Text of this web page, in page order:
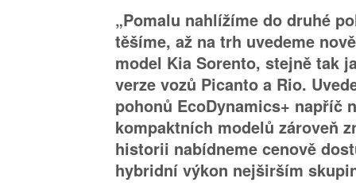
„Pomalu nahlížíme do druhé
těšíme, až na trh uvedeme
model Kia Sorento, stejně tak
verze vozů Picanto a Rio.
pohonů EcoDynamics+ napříč
kompaktních modelů zároveň
historii nabídneme cenově
hybridní výkon nejširším